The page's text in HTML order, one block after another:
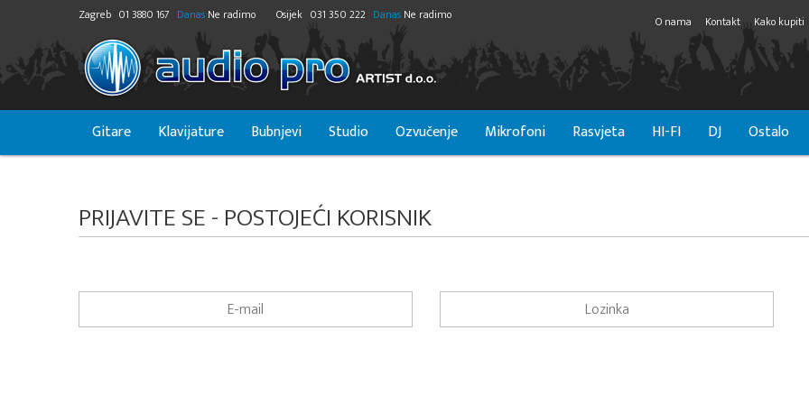
Zagreb 01 3880 167 Danas Ne radimo Osijek 031 350 222 Danas Ne radimo O nama Kontakt Kako kupiti
Gitare Klavijature Bubnjevi Studio Ozvučenje Mikrofoni Rasvjeta HI-FI DJ Ostalo
PRIJAVITE SE - POSTOJEĆI KORISNIK